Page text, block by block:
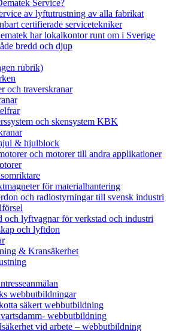
Service?
av lyftutrustning av alla fabrikat
certifierade servicetekniker
har lokalkontor runt om i Sverige
bredd och djup
rubrik)
och traverskranar
och skensystem KBK
& hjulblock
och motorer till andra applikationer
för materialhantering
och radiostyrningar till svensk industri
och lyftvagnar för verkstad och industri
och lyftdon
& Kransäkerhet
webbutbildningar
säkert webbutbildning
webbutbildning
vid arbete – webbutbildning